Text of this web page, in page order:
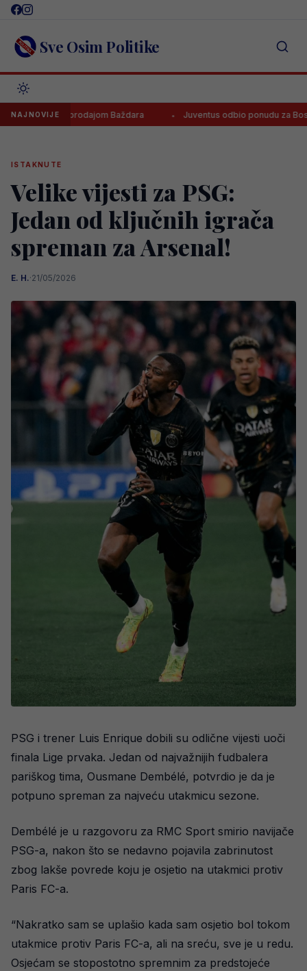
Skip
content Sve Osim Politike
NAJNOVIJE
prodajom Baždara Juventus odbio ponudu za Bosanca,
ISTAKNUTE
Velike vijesti za PSG:
Jedan od ključnih igrača
spreman za Arsenal!
E. H.·21/05/2026
PSG i trener Luis Enrique dobili su odlične vijesti uoči
finala Lige prvaka. Jedan od najvažnijih fudbalera
pariškog tima, Ousmane Dembélé, potvrdio je da je
potpuno spreman za najveću utakmicu sezone.
Dembélé je u razgovoru za RMC Sport smirio navijače
PSG-a, nakon što se nedavno pojavila zabrinutost
zbog lakše povrede koju je osjetio na utakmici protiv
Paris FC-a.
“Nakratko sam se uplašio kada sam osjetio bol tokom
utakmice protiv Paris FC-a, ali na sreću, sve je u redu.
Osjećam se stopostotno spremnim za predstojeće